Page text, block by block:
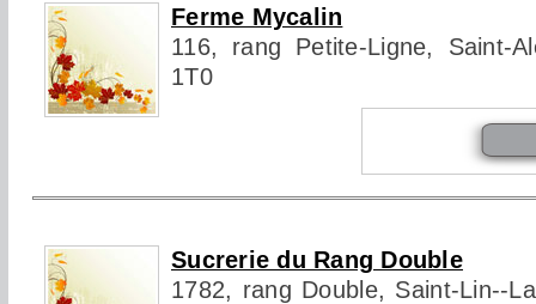
Ferme Mycalin
116, rang Petite-Ligne, Saint-
1T0
Sucrerie du Rang Double
1782, rang Double, Saint-Lin--